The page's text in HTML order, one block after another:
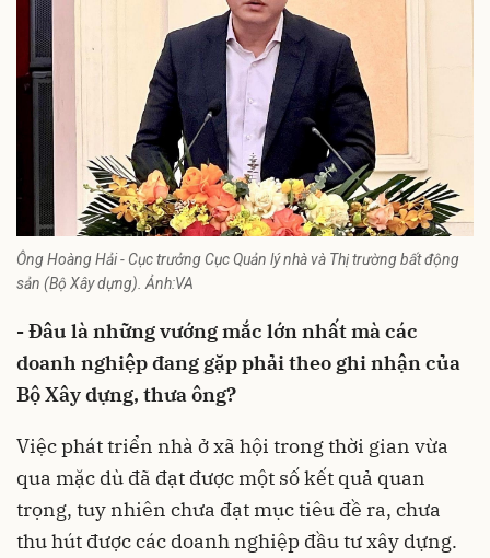
Ông Hoàng Hải - Cục trưởng Cục Quản lý nhà và Thị trường bất động
sản (Bộ Xây dựng). Ảnh:VA
- Đâu là những vướng mắc lớn nhất mà các
doanh nghiệp đang gặp phải theo ghi nhận của
Bộ Xây dựng, thưa ông?
Việc phát triển nhà ở xã hội trong thời gian vừa
qua mặc dù đã đạt được một số kết quả quan
trọng, tuy nhiên chưa đạt mục tiêu đề ra, chưa
thu hút được các doanh nghiệp đầu tư xây dựng.